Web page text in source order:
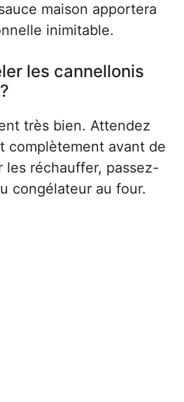
maison apportera
inimitable.
les cannellonis
très bien. Attendez
complètement avant de
les réchauffer, passez-
congélateur au four.